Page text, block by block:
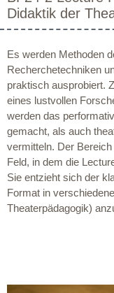
Didaktik der
Es werden Methoden
Recherchetechniken
praktisch ausprobiert.
eines lustvollen
werden das
gemacht, als auch
vermitteln. Der
Feld, in dem die
Sie entzieht sich der
Format in
Theaterpädagogik)